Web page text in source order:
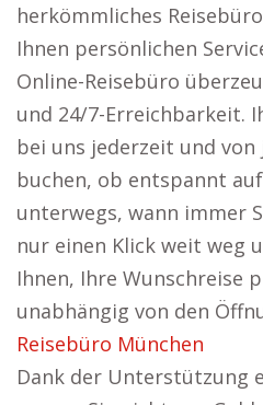
herkömmliches
Ihnen persönlichen
Online-Reisebüro
und 24/7-Erreichbarkeit.
bei uns jederzeit und
buchen, ob entspannt
unterwegs, wann immer
nur einen Klick weit weg
Ihnen, Ihre Wunschreise
unabhängig von den
Reisebüro München
Dank der Unterstützung